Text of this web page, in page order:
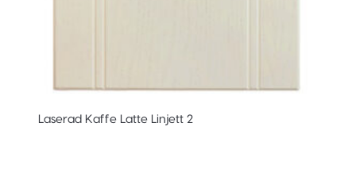
Laserad Kaffe Latte Linjett 2